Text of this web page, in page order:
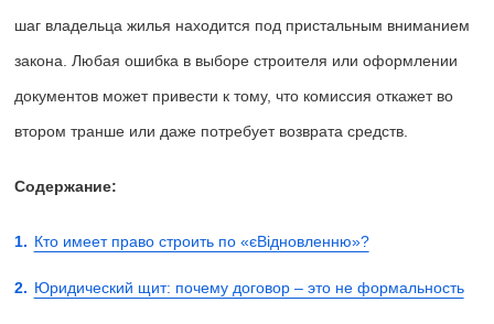
шаг владельца жилья находится под пристальным вниманием
закона. Любая ошибка в выборе строителя или оформлении
документов может привести к тому, что комиссия откажет во
втором транше или даже потребует возврата средств.
Содержание:
Кто имеет право строить по «єВідновленню»?
Юридический щит: почему договор – это не формальность